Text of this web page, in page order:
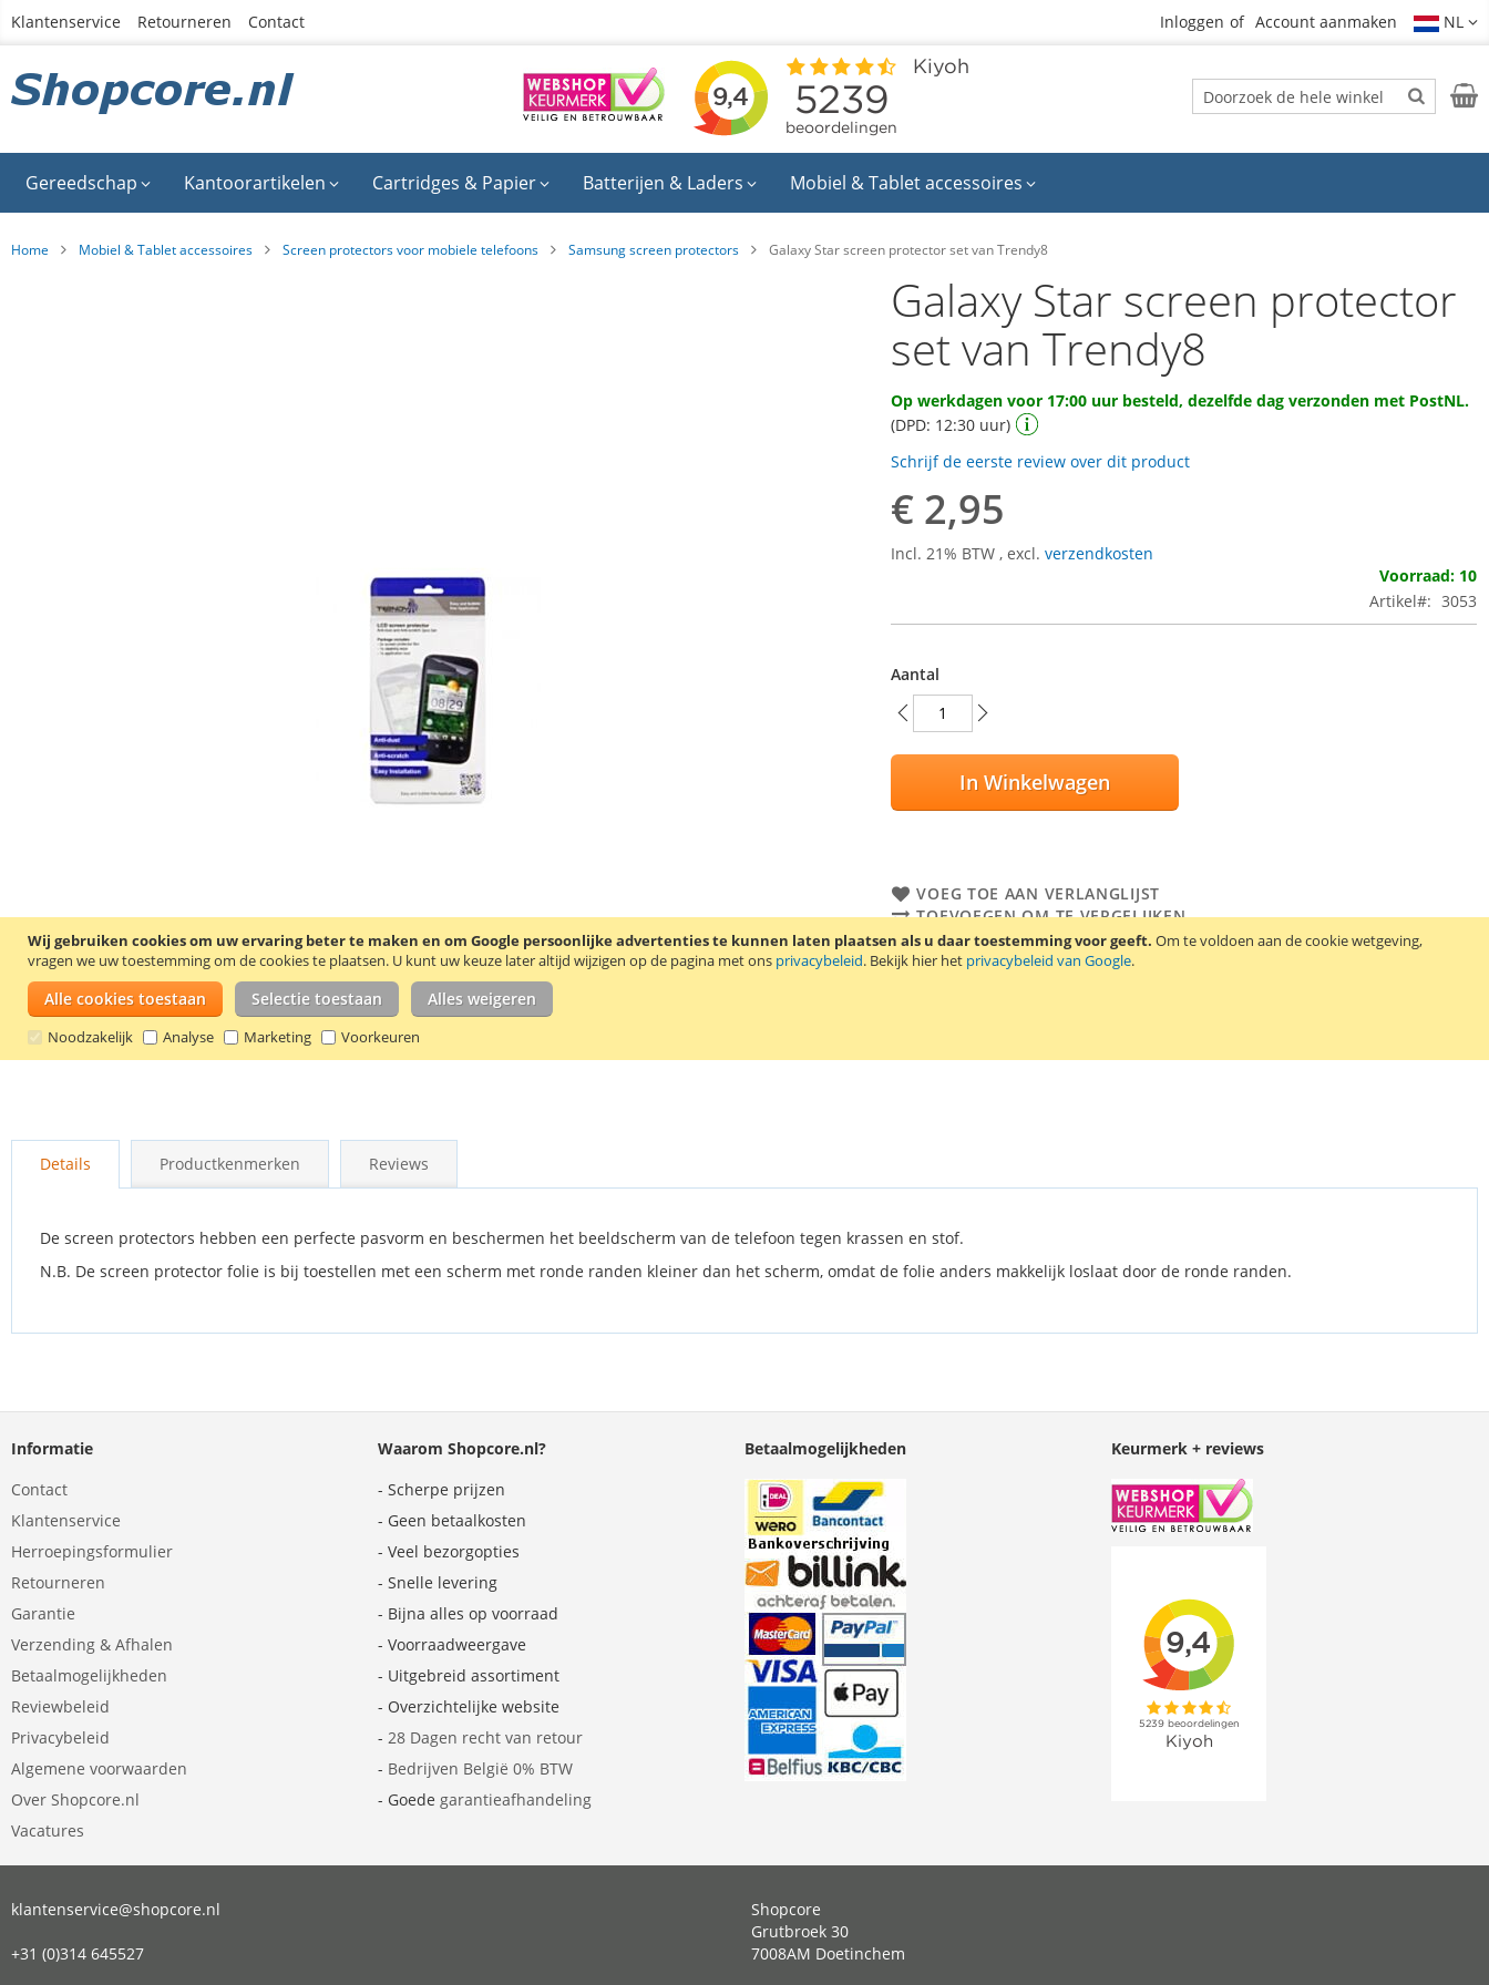
Wij gebruiken cookies om uw ervaring beter te maken en om Google persoonlijke advertenties te kunnen laten plaatsen als u daar toestemming voor geeft. Om te voldoen aan de cookie wetgeving,
vragen we uw toestemming om de cookies te plaatsen. U kunt uw keuze later altijd wijzigen op de pagina met ons privacybeleid. Bekijk hier het privacybeleid van Google.
Alle cookies toestaan Selectie toestaan Alles weigeren
Noodzakelijk Analyse Marketing Voorkeuren
Ga
inhoud
Klantenservice Retourneren Contact Inloggen Account aanmaken NL
Zoek
Zoek
Gereedschap Kantoorartikelen Cartridges & Papier Batterijen & Laders Mobiel & Tablet accessoires
Home Mobiel & Tablet accessoires Screen protectors voor mobiele telefoons Samsung screen protectors Galaxy Star screen protector set van Trendy8
naar
gallerij
Galaxy Star screen protector
set van Trendy8
Op werkdagen voor 17:00 uur besteld, dezelfde dag verzonden met PostNL.
(DPD: 12:30 uur)
Schrijf de eerste review over dit product
€ 2,95
Incl. 21% BTW, excl.verzendkosten
Voorraad: 10
Artikel
3053
Aantal
In Winkelwagen
VOEG TOE AAN VERLANGLIJST
TOEVOEGEN OM TE VERGELIJKEN
Trendy8 screen protector set voor de Samsung Galaxy Star S5280 en Samsung
Details Productkenmerken Reviews
De screen protectors hebben een perfecte pasvorm en beschermen het beeldscherm van de telefoon tegen krassen en stof.
N.B. De screen protector folie is bij toestellen met een scherm met ronde randen kleiner dan het scherm, omdat de folie anders makkelijk loslaat door de ronde randen.
Informatie
Contact
Klantenservice
Herroepingsformulier
Retourneren
Garantie
Verzending & Afhalen
Betaalmogelijkheden
Reviewbeleid
Privacybeleid
Algemene voorwaarden
Over Shopcore.nl
Vacatures
Waarom Shopcore.nl?
- Scherpe prijzen
- Geen betaalkosten
- Veel bezorgopties
- Snelle levering
- Bijna alles op voorraad
- Voorraadweergave
- Uitgebreid assortiment
- Overzichtelijke website
- 28 Dagen recht van retour
- Bedrijven België 0% BTW
- Goede garantieafhandeling
Betaalmogelijkheden Keurmerk + reviews
klantenservice@shopcore.nl
+31 (0)314 645527
Shopcore
Grutbroek 30
7008AM Doetinchem